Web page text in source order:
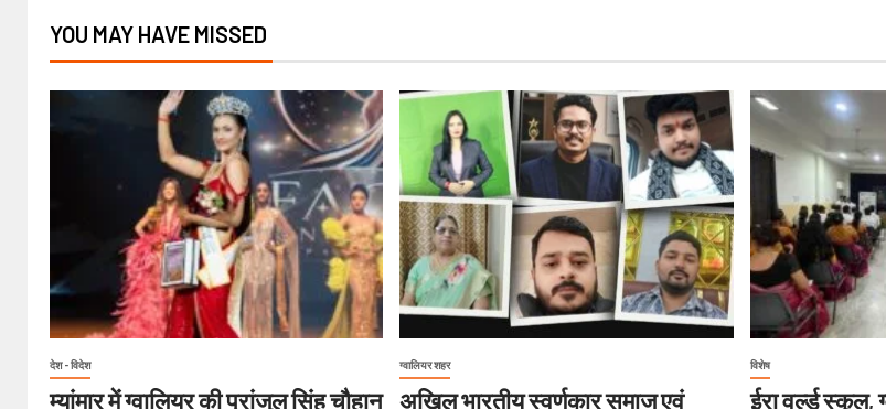
YOU MAY HAVE MISSED
देश - विदेश
म्यांमार में ग्वालियर की प्रांजुल सिंह चौहान
ग्वालियर शहर
अखिल भारतीय स्वर्णकार समाज एवं
विशेष
ईरा वर्ल्ड स्कूल,